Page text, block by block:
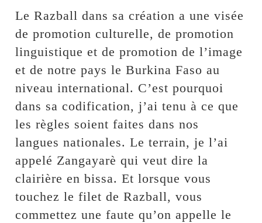
Le Razball dans sa création a une visée
de promotion culturelle, de promotion
linguistique et de promotion de l’image
et de notre pays le Burkina Faso au
niveau international. C’est pourquoi
dans sa codification, j’ai tenu à ce que
les règles soient faites dans nos
langues nationales. Le terrain, je l’ai
appelé Zangayarè qui veut dire la
clairière en bissa. Et lorsque vous
touchez le filet de Razball, vous
commettez une faute qu’on appelle le